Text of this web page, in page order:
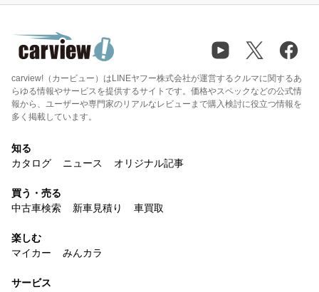
carview!（カービュー）はLINEヤフー株式会社が運営するクルマに関するあ
らゆる情報やサービスを提供するサイトです。価格やスペックなどの公式情
報から、ユーザーや専門家のリアルなレビューまで購入検討に役立つ情報を
多く掲載しています。
知る
カタログ
ニュース オリジナル記事
買う・売る
中古車検索
新車見積り 車買取
楽しむ
マイカー
みんカラ
サービス